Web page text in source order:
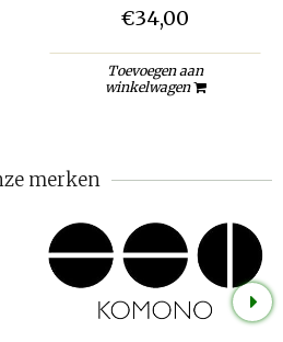
€34,00
Toevoegen aan
winkelwagen
merken